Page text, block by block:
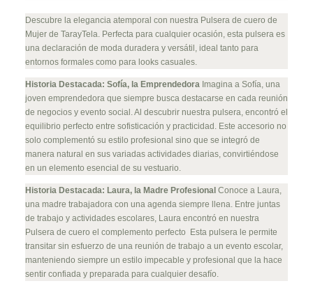
Descubre la elegancia atemporal con nuestra Pulsera de cuero de
Mujer de TarayTela. Perfecta para cualquier ocasión, esta pulsera es
una declaración de moda duradera y versátil, ideal tanto para
entornos formales como para looks casuales.
Historia Destacada: Sofía, la Emprendedora Imagina a Sofía, una
joven emprendedora que siempre busca destacarse en cada reunión
de negocios y evento social. Al descubrir nuestra pulsera, encontró el
equilibrio perfecto entre sofisticación y practicidad. Este accesorio no
solo complementó su estilo profesional sino que se integró de
manera natural en sus variadas actividades diarias, convirtiéndose
en un elemento esencial de su vestuario.
Historia Destacada: Laura, la Madre ProfesionalConoce a Laura,
una madre trabajadora con una agenda siempre llena. Entre juntas
de trabajo y actividades escolares, Laura encontró en nuestra
Pulsera de cuero el complemento perfecto Esta pulsera le permite
transitar sin esfuerzo de una reunión de trabajo a un evento escolar,
manteniendo siempre un estilo impecable y profesional que la hace
sentir confiada y preparada para cualquier desafío.